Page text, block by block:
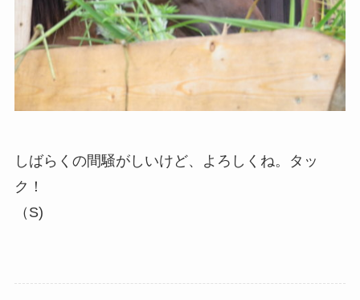
しばらくの間騒がしいけど、よろしくね。タッ
ク！
（S)